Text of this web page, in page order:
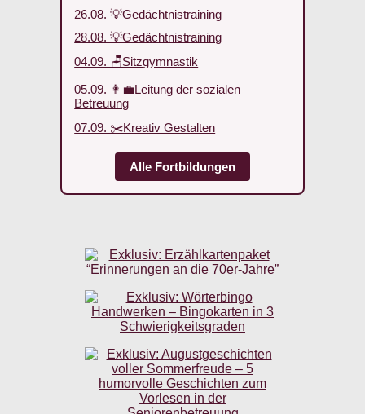
26.08. 💡Gedächtnistraining
28.08. 💡Gedächtnistraining
04.09. 🪑Sitzgymnastik
05.09. 👩‍💼Leitung der sozialen
Betreuung
07.09. ✂️Kreativ Gestalten
Alle Fortbildungen